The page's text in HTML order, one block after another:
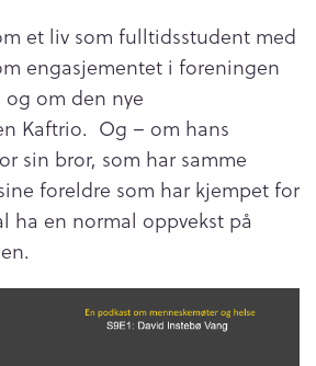
et liv som fulltidsstudent med
engasjementet i foreningen
og om den nye
Kaftrio. Og – om hans
sin bror, som har samme
foreldre som har kjempet for
ha en normal oppvekst på